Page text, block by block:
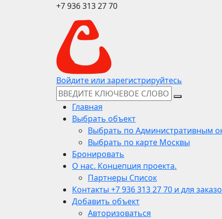
+7 936 313 27 70
Войдите или зарегистрируйтесь
Главная
Выбрать объект
Выбрать по Административным
Выбрать по карте Москвы
Бронировать
О нас. Концепция проекта.
Партнеры Список
Контакты +7 936 313 27 70 и для
Добавить объект
Авторизоваться